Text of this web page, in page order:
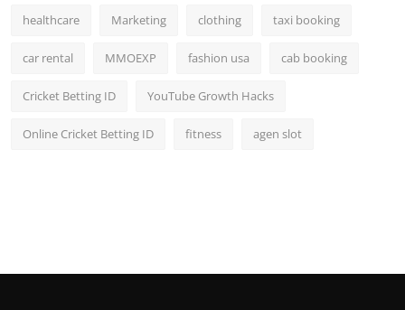
healthcare Marketing clothing taxi booking
car rental MMOEXP fashion usa cab booking
Cricket Betting ID YouTube Growth Hacks
Online Cricket Betting ID fitness agen slot